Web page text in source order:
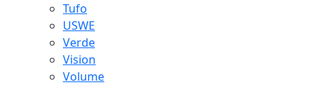
Tufo
USWE
Verde
Vision
Volume